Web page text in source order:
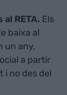
RETA. Els
baixa al
un any,
a partir
i no des del